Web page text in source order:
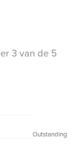
3 van de 5
Outstanding